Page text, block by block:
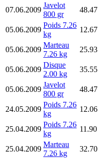
07.06.2009
Javelot
800 gr
48.47
05.06.2009
Poids 7.26
kg
12.67
05.06.2009
Marteau
7.26 kg
25.93
05.06.2009
Disque
2.00 kg
35.55
05.06.2009
Javelot
800 gr
48.47
24.05.2009
Poids 7.26
kg
12.06
25.04.2009
Poids 7.26
kg
11.90
25.04.2009
Marteau
7.26 kg
32.70